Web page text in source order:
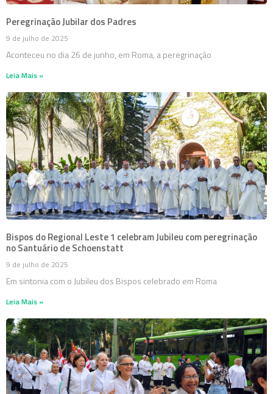
Peregrinação Jubilar dos Padres
9 de julho de 2025
Aconteceu no dia 26 de junho, em Roma, a peregrinação
Leia Mais »
Bispos do Regional Leste 1 celebram Jubileu com peregrinação
no Santuário de Schoenstatt
9 de julho de 2025
Em sintonia com o Jubileu dos Bispos celebrado em Roma
Leia Mais »